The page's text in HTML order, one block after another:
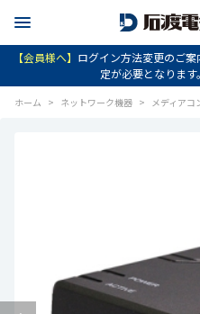
【会員様へ】 ログイン方法変更のご
定が必要となりま
ホーム > ネットワーク機器 > メディアコ